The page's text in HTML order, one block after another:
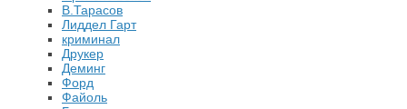
В.Тарасов
Лиддел Гарт
криминал
Друкер
Деминг
Форд
Файоль